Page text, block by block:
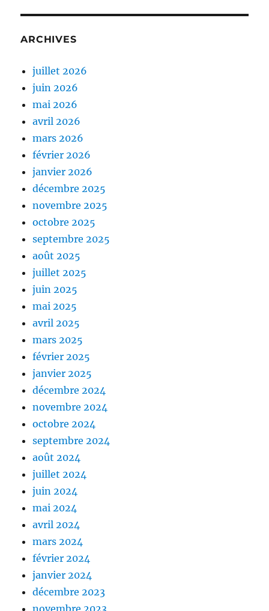
ARCHIVES
juillet 2026
juin 2026
mai 2026
avril 2026
mars 2026
février 2026
janvier 2026
décembre 2025
novembre 2025
octobre 2025
septembre 2025
août 2025
juillet 2025
juin 2025
mai 2025
avril 2025
mars 2025
février 2025
janvier 2025
décembre 2024
novembre 2024
octobre 2024
septembre 2024
août 2024
juillet 2024
juin 2024
mai 2024
avril 2024
mars 2024
février 2024
janvier 2024
décembre 2023